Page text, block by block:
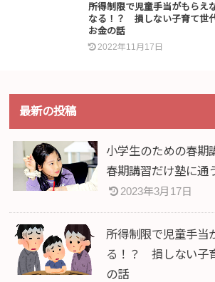
所得制限で児童手当がもらえ
なる！？ 損しない子育て世
お金の話
2022年11月17日
最新の投稿
小学生のための春期
春期講習だけ塾に通
2023年3月17日
所得制限で児童手当
る！？ 損しない子
の話